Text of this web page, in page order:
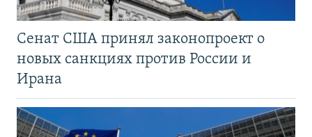
Сенат США принял законопроект о
новых санкциях против России и
Ирана